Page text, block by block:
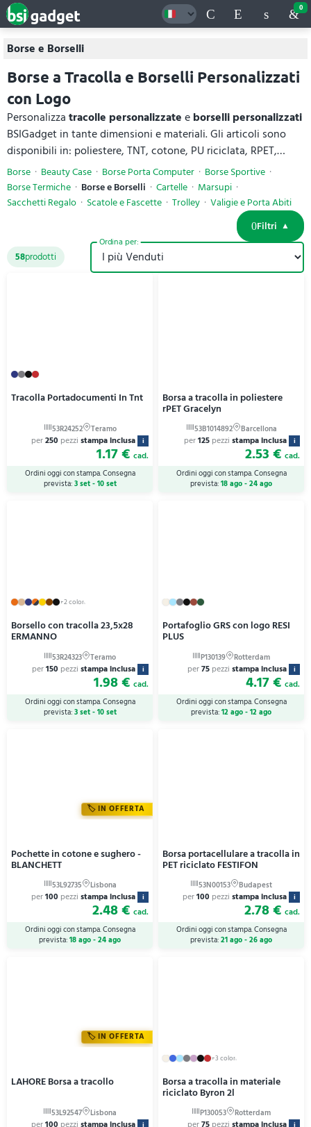
0
Borse e Borselli
Borse a Tracolla e Borselli Personalizzati
con Logo
Personalizzatracolle personalizzateeborselli personalizzati
BSIGadget in tante dimensioni e materiali. Gli articoli sono
disponibili in: poliestere, TNT, cotone, PU riciclata, RPET,
feltro, sherpa e polycanvas, dai modelli più economici a quelli
più eleganti. Perfetti come borse a tracolla, borsoni da
viaggio, borse mare e portadocumenti, portano il tuo logo o
messaggio ovunque. Ogni articolo ha specifiche tecniche
complete e prezzi visibili online, con preventivo calcolabile in
totale autonomia.
Borse Beauty Case Borse Porta Computer
Borse Sportive
Borse Termiche
Borse e Borselli Cartelle
Marsupi
Sacchetti Regalo
Scatole e Fascette Trolley
Valigie e Porta Abiti
Filtri
58prodotti
Ordina per:
Tracolla Portadocumenti In Tnt
per250 pezzi stampa inclusa i
1.17 € cad.
Ordini oggi con stampa. Consegna
prevista:3 set - 10 set
Borsa a tracolla in poliestere
rPET Gracelyn
per125 pezzi stampa inclusa i
2.53 € cad.
Ordini oggi con stampa. Consegna
prevista:18 ago - 24 ago
+2 colori
Borsello con tracolla 23,5x28
ERMANNO
per150 pezzi stampa inclusa i
1.98 € cad.
Ordini oggi con stampa. Consegna
prevista:3 set - 10 set
Portafoglio GRS con logo RESI
PLUS
per75 pezzi stampa inclusa i
4.17 € cad.
Ordini oggi con stampa. Consegna
prevista:12 ago - 12 ago
IN OFFERTA
Pochette in cotone e sughero -
BLANCHETT
per100 pezzi stampa inclusa i
2.48 € cad.
Ordini oggi con stampa. Consegna
prevista:18 ago - 24 ago
Borsa portacellulare a tracolla in
PET riciclato FESTIFON
per100 pezzi stampa inclusa i
2.78 € cad.
Ordini oggi con stampa. Consegna
prevista:21 ago - 26 ago
IN OFFERTA
LAHORE Borsa a tracollo
+3 colori
Borsa a tracolla in materiale
riciclato Byron 2l